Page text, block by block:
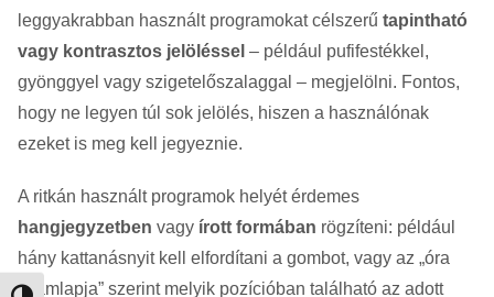
leggyakrabban használt programokat célszerű tapintható
vagy kontrasztos jelöléssel – például pufifestékkel,
gyönggyel vagy szigetelőszalaggal – megjelölni. Fontos,
hogy ne legyen túl sok jelölés, hiszen a használónak
ezeket is meg kell jegyeznie.
A ritkán használt programok helyét érdemes
hangjegyzetben vagy írott formában rögzíteni: például
hány kattanásnyit kell elfordítani a gombot, vagy az „óra
számlapja” szerint melyik pozícióban található az adott